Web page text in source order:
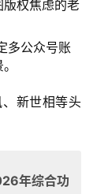
权焦虑的老
多公众号账
新世相等头
年综合功